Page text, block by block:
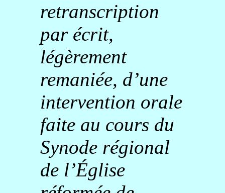
retranscription
par écrit,
légèrement
remaniée, d’une
intervention orale
faite au cours du
Synode régional
de l’Église